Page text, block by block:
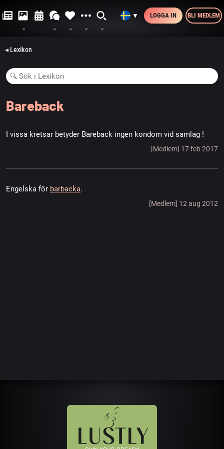
▼ LOGGA IN BLI MEDLEM
◂ Lexikon
Bareback
I vissa kretsar betyder Bareback ingen kondom vid samlag !
[Medlem] 17 feb 2017
Engelska för barbacka.
[Medlem] 12 aug 2012